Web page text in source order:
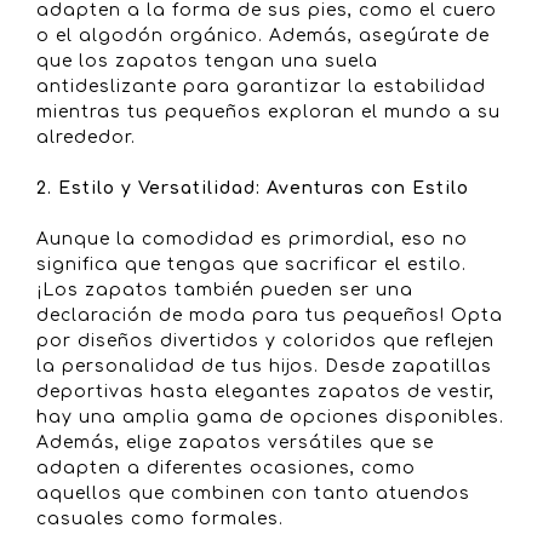
adapten a la forma de sus pies, como el cuero
o el algodón orgánico. Además, asegúrate de
que los zapatos tengan una suela
antideslizante para garantizar la estabilidad
mientras tus pequeños exploran el mundo a su
alrededor.
2. Estilo y Versatilidad: Aventuras con Estilo
Aunque la comodidad es primordial, eso no
significa que tengas que sacrificar el estilo.
¡Los zapatos también pueden ser una
declaración de moda para tus pequeños! Opta
por diseños divertidos y coloridos que reflejen
la personalidad de tus hijos. Desde zapatillas
deportivas hasta elegantes zapatos de vestir,
hay una amplia gama de opciones disponibles.
Además, elige zapatos versátiles que se
adapten a diferentes ocasiones, como
aquellos que combinen con tanto atuendos
casuales como formales.